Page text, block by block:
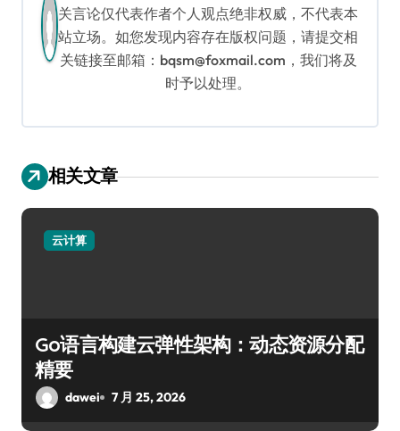
关言论仅代表作者个人观点绝非权威，不代表本
站立场。如您发现内容存在版权问题，请提交相
关链接至邮箱：bqsm@foxmail.com，我们将及
时予以处理。
相关文章
云计算
Go语言构建云弹性架构：动态资源分配
精要
dawei 7 月 25, 2026